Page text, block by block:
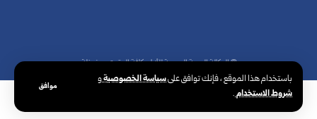
باستخدام هذا الموقع ، فإنك توافق علىسياسة الخصوصيةو
شروط الاستخدام.
موافق
© الوكالة العربية السورية للأنباء. كافة الحقوق محفوظة.